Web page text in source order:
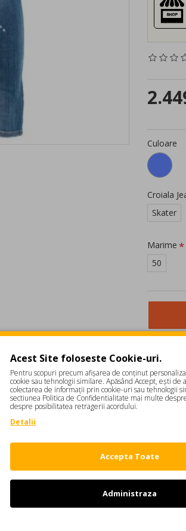
Culoare
Croiala
Skater
Marime
50
DESCRIERE
este o combinatie intre stilurile: italian,
Acest Site foloseste Cookie-uri.
Pentru scopuri precum afișarea de conținut
cookie sau tehnologii similare. Apăsând Accept, ești de
colectarea de informații prin cookie-uri sau tehnologii
sectiunea Politica de Confidentialitate mai multe
despre posibilitatea retragerii acordului.
Detalii
Accepta Toate
Administraza